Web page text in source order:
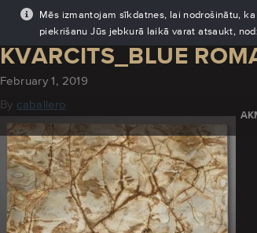
Mēs izmantojam sīkdatnes, lai nodrošinātu,
piekrišanu Jūs jebkurā laikā varat atsaukt,
KVARCITS_BLUE
February 1, 2019
By caballero